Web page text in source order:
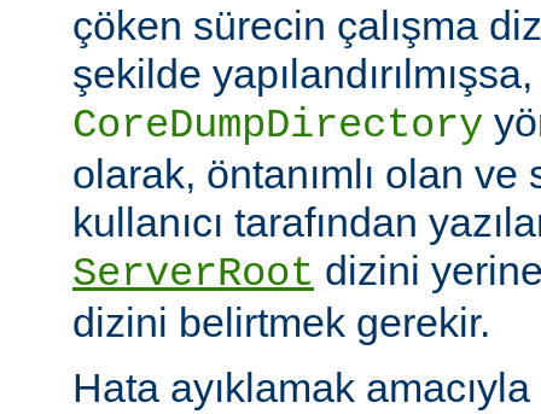
çöken sürecin çalışma
şekilde yapılandırılmışsa,
CoreDumpDirectory
olarak, öntanımlı olan ve
kullanıcı tarafından
ServerRoot dizini
dizini belirtmek gerekir.
Hata ayıklamak